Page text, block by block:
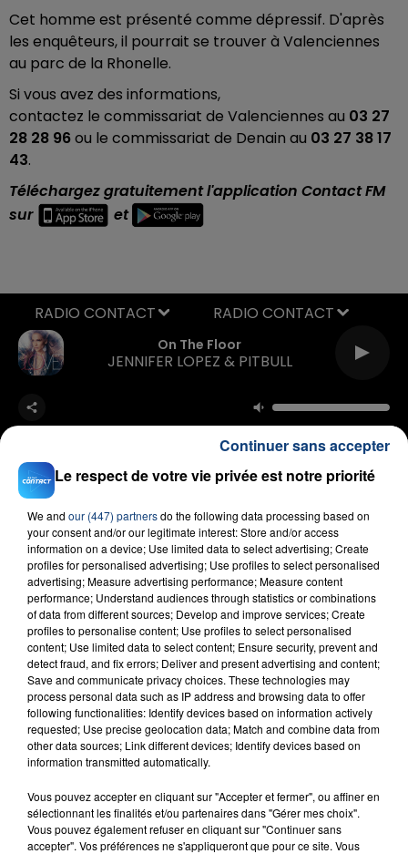
Cet homme est présenté comme dépressif. D'après
les enquêteurs, il pourrait se trouver à Valenciennes
au parc de la Rhonelle.
Si vous avez des informations,
contactez le commissariat de Valenciennes au 03 27
28 28 96ou le commissariat de Denain au 03 27 38 17
43.
Téléchargez gratuitement l'application Contact FM
sur
et
On The Floor
JENNIFER LOPEZ & PITBULL
RADIO CONTACT
FIL D'ACTU
23 juillet 2026
INCENDIE MORTEL À LENS : UNE FEMME ET
SON BÉBÉ ENTRE LA VIE ET LA...
Un homme s'est immolé par le feu après avoir
aspergé sa compagne et leur bébé de trois mois
d'un liquide inflammable.
Le respect de votre vie privée est notre priorité
We and our (447) partnersdo the following data processing based on
your consent and/or our legitimate interest: Store and/or access
information on a device; Use limited data to select advertising; Create
profiles for personalised advertising; Use profiles to select personalised
advertising; Measure advertising performance; Measure content
performance; Understand audiences through statistics or combinations
of data from different sources; Develop and improve services; Create
profiles to personalise content; Use profiles to select personalised
content; Use limited data to select content; Ensure security, prevent and
detect fraud, and fix errors; Deliver and present advertising and content;
Save and communicate privacy choices. These technologies may
process personal data such as IP address and browsing data to offer
following functionalities: Identify devices based on information actively
requested; Use precise geolocation data; Match and combine data from
other data sources; Link different devices; Identify devices based on
information transmitted automatically.
Vous pouvez accepter en cliquant sur "Accepter et fermer", ou affiner en
sélectionnant les finalités et/ou partenaires dans "Gérer mes choix".
Vous pouvez également refuser en cliquant sur "Continuer sans
accepter". Vos préférences ne s'appliqueront que pour ce site. Vous
Continuer sans accepter